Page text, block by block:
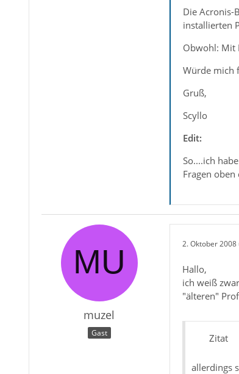
Die Acronis-
installierten
Obwohl: Mit
Würde mich
Gruß,
Scyllo
Edit:
So....ich
Fragen oben
muzel
Gast
2. Oktober 2008
Hallo,
ich weiß
"älteren"
Zitat
allerdings